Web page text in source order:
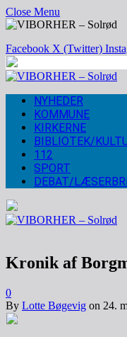
Close Menu
Facebook X (Twitter)
NYHEDER
KOMMUNE
KIRKERNE
BIBLIOTEK/
112
SPORT
DEBAT/
Kronik af
0
By Lotte Bøgevig on 24.